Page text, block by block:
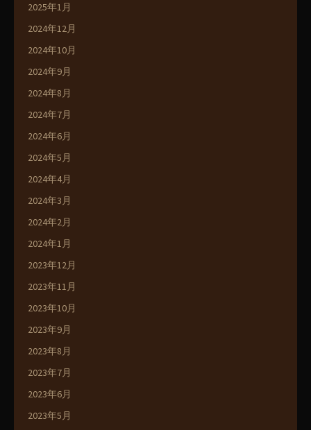
2025年1月
2024年12月
2024年10月
2024年9月
2024年8月
2024年7月
2024年6月
2024年5月
2024年4月
2024年3月
2024年2月
2024年1月
2023年12月
2023年11月
2023年10月
2023年9月
2023年8月
2023年7月
2023年6月
2023年5月